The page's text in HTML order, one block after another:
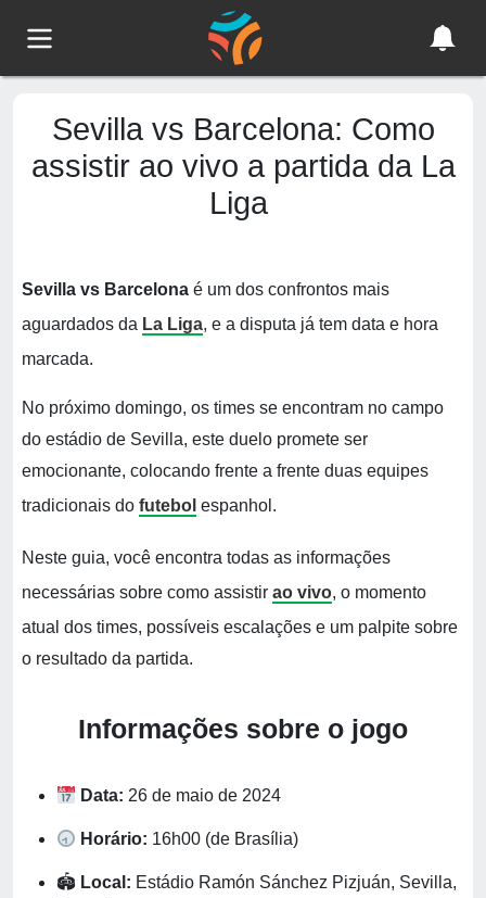
Sevilla vs Barcelona: Como
assistir ao vivo a partida da La
Liga
Sevilla vs Barcelona é um dos confrontos mais
aguardados da La Liga, e a disputa já tem data e hora
marcada.
No próximo domingo, os times se encontram no campo
do estádio de Sevilla, este duelo promete ser
emocionante, colocando frente a frente duas equipes
tradicionais do futebol espanhol.
Neste guia, você encontra todas as informações
necessárias sobre como assistir ao vivo, o momento
atual dos times, possíveis escalações e um palpite sobre
o resultado da partida.
Informações sobre o jogo
Data: 26 de maio de 2024
Horário: 16h00 (de Brasília)
🏟 Local: Estádio Ramón Sánchez Pizjuán, Sevilla,